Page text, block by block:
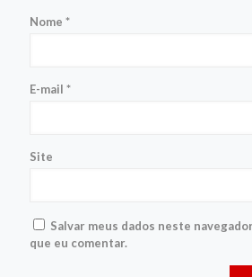
Nome *
E-mail *
Site
Salvar meus dados neste
que eu comentar.